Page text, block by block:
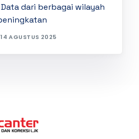
dari berbagai wilayah
14 AGUSTUS 2025